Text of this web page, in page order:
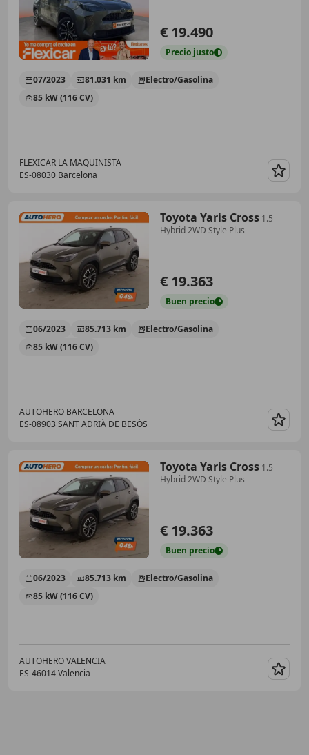
€ 19.490
Precio justo
07/2023 81.031 km
Electro/Gasolina
85 kW (116 CV)
FLEXICAR LA MAQUINISTA
ES-08030 Barcelona
Toyota Yaris Cross 1.5
Hybrid 2WD Style Plus
€ 19.363
Buen precio
06/2023 85.713 km
Electro/Gasolina
85 kW (116 CV)
AUTOHERO BARCELONA
ES-08903 SANT ADRIÀ DE BESÒS
Toyota Yaris Cross 1.5
Hybrid 2WD Style Plus
€ 19.363
Buen precio
06/2023 85.713 km
Electro/Gasolina
85 kW (116 CV)
AUTOHERO VALENCIA
ES-46014 Valencia